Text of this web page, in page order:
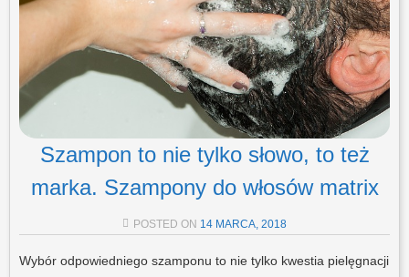
Szampon to nie tylko słowo, to też
marka. Szampony do włosów matrix
POSTED ON 14 MARCA, 2018
Wybór odpowiedniego szamponu to nie tylko kwestia pielęgnacji